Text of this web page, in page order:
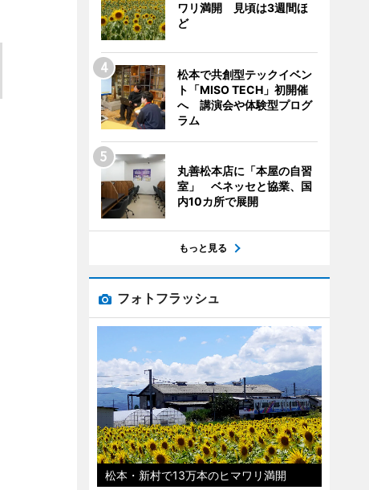
ワリ満開 見頃は3週間ほ
ど
松本で共創型テックイベン
ト「MISO TECH」初開催
へ 講演会や体験型プログ
ラム
丸善松本店に「本屋の自習
室」 ベネッセと協業、国
内10カ所で展開
もっと見る
フォトフラッシュ
松本・新村で13万本のヒマワリ満開